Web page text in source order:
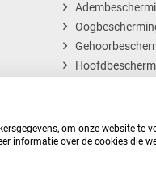
om onze website te
informatie over de cookies die